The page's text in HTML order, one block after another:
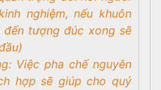
nghiệm, nếu khuôn
tượng đúc xong sẽ
Việc pha chế nguyên
hợp sẽ giúp cho quý